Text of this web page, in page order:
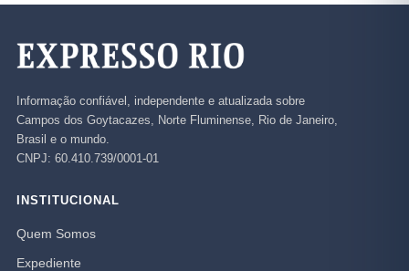
Informação confiável, independente e atualizada sobre
Campos dos Goytacazes, Norte Fluminense, Rio de Janeiro,
Brasil e o mundo.
CNPJ: 60.410.739/0001-01
INSTITUCIONAL
Quem Somos
Expediente